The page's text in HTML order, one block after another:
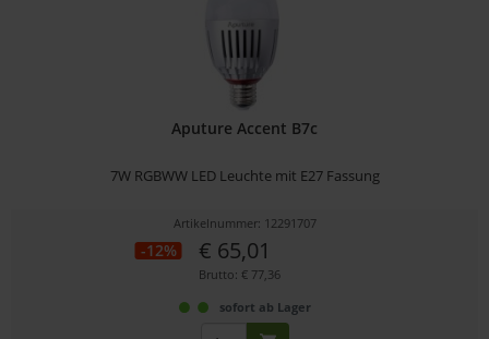
Aputure Accent B7c
7W RGBWW LED Leuchte mit E27 Fassung
Artikelnummer: 12291707
-12% € 65,01
Brutto: € 77,36
sofort ab Lager